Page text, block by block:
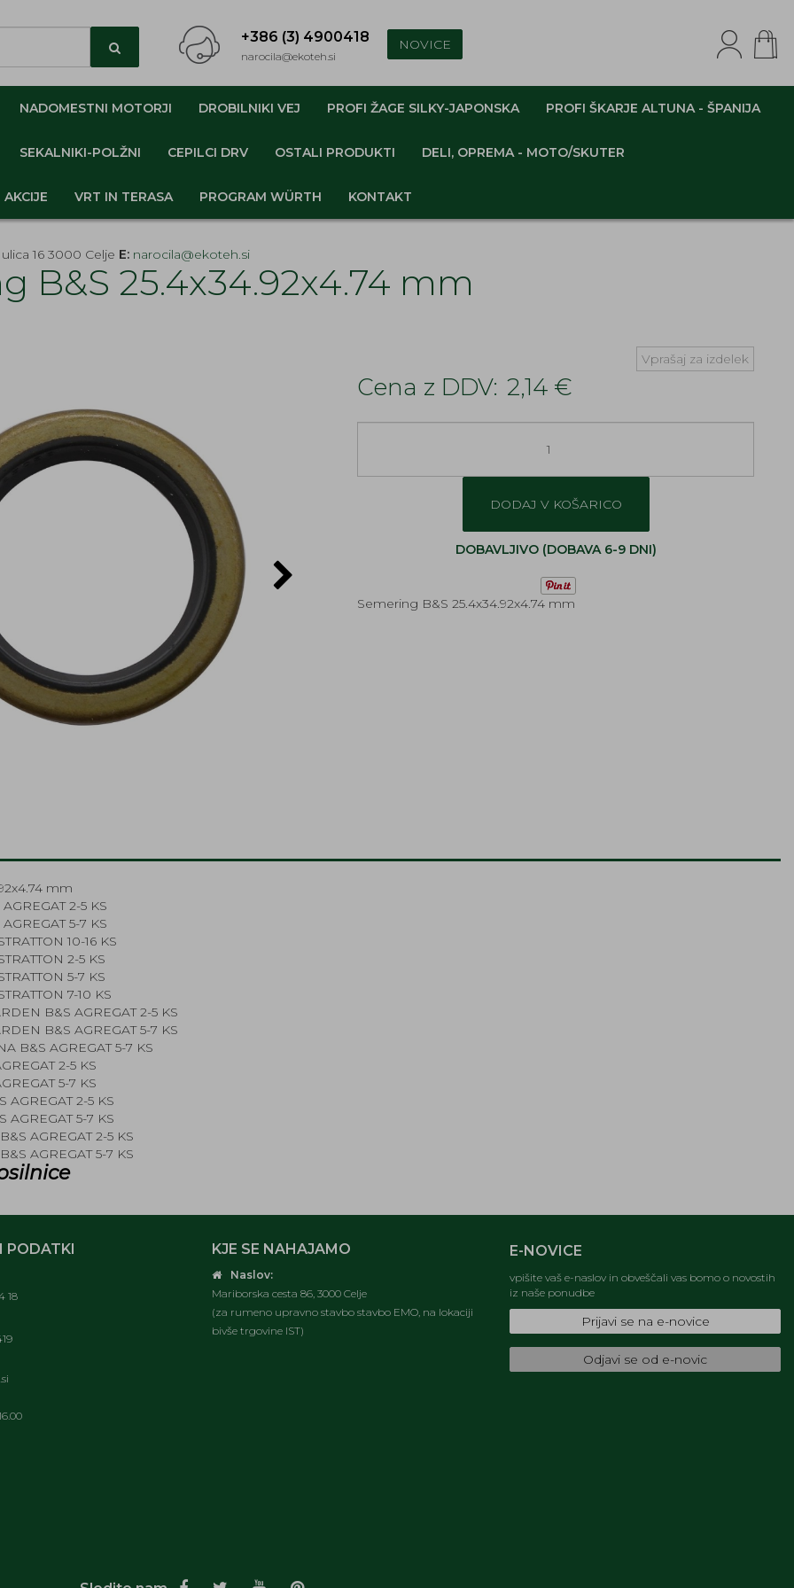
+386 (3) 4900418
narocila@ekoteh.si
NOVICE
NADOMESTNI MOTORJI DROBILNIKI VEJ PROFI ŽAGE SILKY-JAPONSKA PROFI ŠKARJE ALTUNA - ŠPANIJA
SEKALNIKI-POLŽNI CEPILCI DRV OSTALI PRODUKTI DELI, OPREMA - MOTO/SKUTER
AKCIJE VRT IN TERASA PROGRAM WÜRTH KONTAKT
16 3000 Celje E: narocila@ekoteh.si
B&S 25.4x34.92x4.74 mm
Vprašaj za izdelek
Cena z DDV: 2,14 €
DODAJ V KOŠARICO
DOBAVLJIVO (DOBAVA 6-9 DNI)
Semering B&S 25.4x34.92x4.74 mm
mm
2-5 KS
5-7 KS
10-16 KS
2-5 KS
5-7 KS
7-10 KS
B&S AGREGAT 2-5 KS
B&S AGREGAT 5-7 KS
B&S AGREGAT 5-7 KS
2-5 KS
5-7 KS
AGREGAT 2-5 KS
AGREGAT 5-7 KS
AGREGAT 2-5 KS
AGREGAT 5-7 KS
PODATKI
18
KJE SE NAHAJAMO
Naslov:
Mariborska cesta 86, 3000 Celje
(za rumeno upravno stavbo stavbo EMO, na lokaciji
bivše trgovine IST)
E-NOVICE
vpišite vaš e-naslov in obveščali vas bomo o novostih
iz naše ponudbe
Prijavi se na e-novice
Odjavi se od e-novic